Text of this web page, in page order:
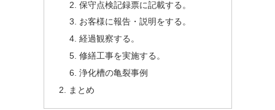
保守点検記録票に記載する。
お客様に報告・説明をする。
経過観察する。
修繕工事を実施する。
浄化槽の亀裂事例
まとめ